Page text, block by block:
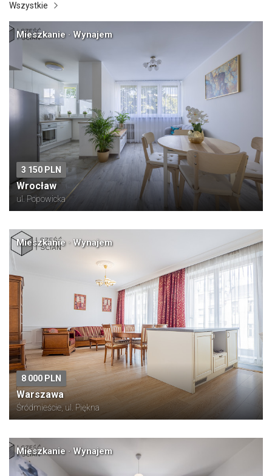
Wszystkie
Mieszkanie · Wynajem
3 150 PLN
Wrocław
ul. Popowicka
Mieszkanie · Wynajem
8 000 PLN
Warszawa
Śródmieście, ul. Piękna
Mieszkanie · Wynajem